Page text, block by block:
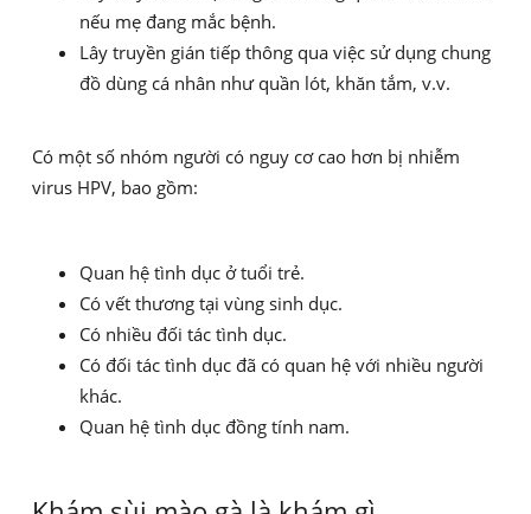
nếu mẹ đang mắc bệnh.
Lây truyền gián tiếp thông qua việc sử dụng chung
đồ dùng cá nhân như quần lót, khăn tắm, v.v.
Có một số nhóm người có nguy cơ cao hơn bị nhiễm
virus HPV, bao gồm:
Quan hệ tình dục ở tuổi trẻ.
Có vết thương tại vùng sinh dục.
Có nhiều đối tác tình dục.
Có đối tác tình dục đã có quan hệ với nhiều người
khác.
Quan hệ tình dục đồng tính nam.